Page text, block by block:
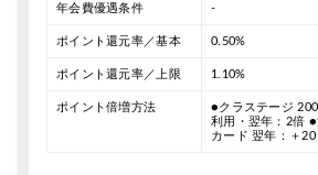
年会費優遇条件 -
ポイント還元率／基本 0.50%
ポイント還元率／上限 1.10%
ポイント倍増方法 ●クラステージ
利用・翌年：2倍 ●
カード 翌年：＋20